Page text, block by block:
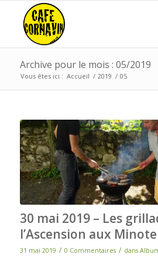
Archive pour le mois : 05/2019
Vous êtes ici : Accueil / 2019 / 05
30 mai 2019 – Les
l’Ascension aux
31 mai 2019 / 0 Commentaires / dans